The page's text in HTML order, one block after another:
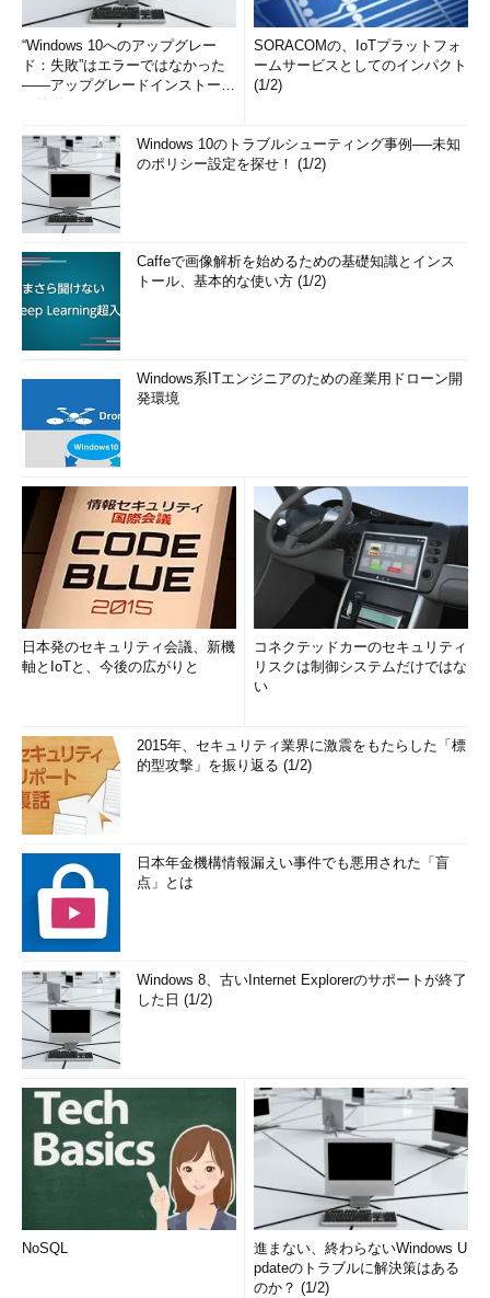
“Windows 10へのアップグレー
ド：失敗”はエラーではなかった
――アップグレードインストール
SORACOMの、IoTプラットフォ
ームサービスとしてのインパクト
(1/2)
Windows 10のトラブルシューティング事例──未知
のポリシー設定を探せ！ (1/2)
Caffeで画像解析を始めるための基礎知識とインス
トール、基本的な使い方 (1/2)
Windows系ITエンジニアのための産業用ドローン開
発環境
日本発のセキュリティ会議、新機
軸とIoTと、今後の広がりと
コネクテッドカーのセキュリティ
リスクは制御システムだけではな
い
2015年、セキュリティ業界に激震をもたらした「標
的型攻撃」を振り返る (1/2)
日本年金機構情報漏えい事件でも悪用された「盲
点」とは
Windows 8、古いInternet Explorerのサポートが終了
した日 (1/2)
NoSQL
進まない、終わらないWindows U
pdateのトラブルに解決策はある
のか？ (1/2)